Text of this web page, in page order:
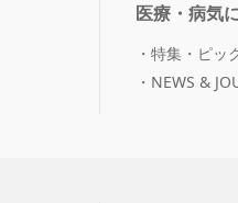
医療・病気
特集・ピッ
NEWS &